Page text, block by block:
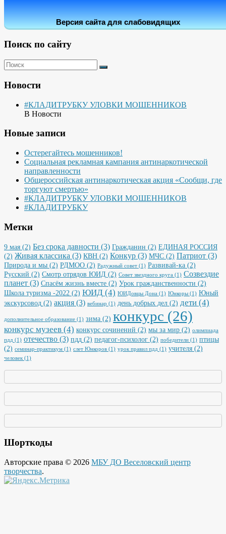
Версия сайта для слабовидящих
Поиск по сайту
Новости
#КЛАДИТРУБКУ УЛОВКИ МОШЕННИКОВ
В Новости
Новые записи
Остерегайтесь мошенников!
Социальная рекламная кампания антинаркотической
направленности
Общероссийская антинаркотическая акция «Сообщи, где
торгуют смертью»
#КЛАДИТРУБКУ УЛОВКИ МОШЕННИКОВ
#КЛАДИТРУБКУ
Метки
9 мая (2) Без срока давности (3) Гражданин (2) ЕДИНАЯ РОССИЯ
(2) Живая классика (3) КВН (2) Конкур (3) МЧС (2) Патриот (3)
Природа и мы (2) РДМОО (2) Радужный совет (1) Развивай-ка (2)
Русский (2) Смотр отрядов ЮИД (2) Совет звездного круга (1) Созвездие
планет (3) Спасём жизнь вместе (2) Урок гражданственности (2)
Школа туризма -2022 (2) ЮИД (4) ЮИДовцы Дона (1) Юнкоры (1) Юный
экскурсовод (2) акция (3) вебинар (1) день добрых дел (2) дети (4)
дополнительное образование (1) зима (2) конкурс (26)
конкурс музеев (4) конкурс сочинений (2) мы за мир (2) олимпиада
пдд (1) отечество (3) пдд (2) педагог-психолог (2) победители (1) птицы
(2) семинар-практикум (1) слет Юнкоров (1) урок правил пдд (1) учителя (2)
человек (1)
Шорткоды
Авторские права © 2026 МБУ ДО Веселовский центр
творчества.